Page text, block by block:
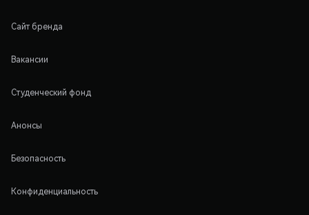
Сайт бренда
Вакансии
Студенческий фонд
Анонсы
Безопасность
Конфиденциальность